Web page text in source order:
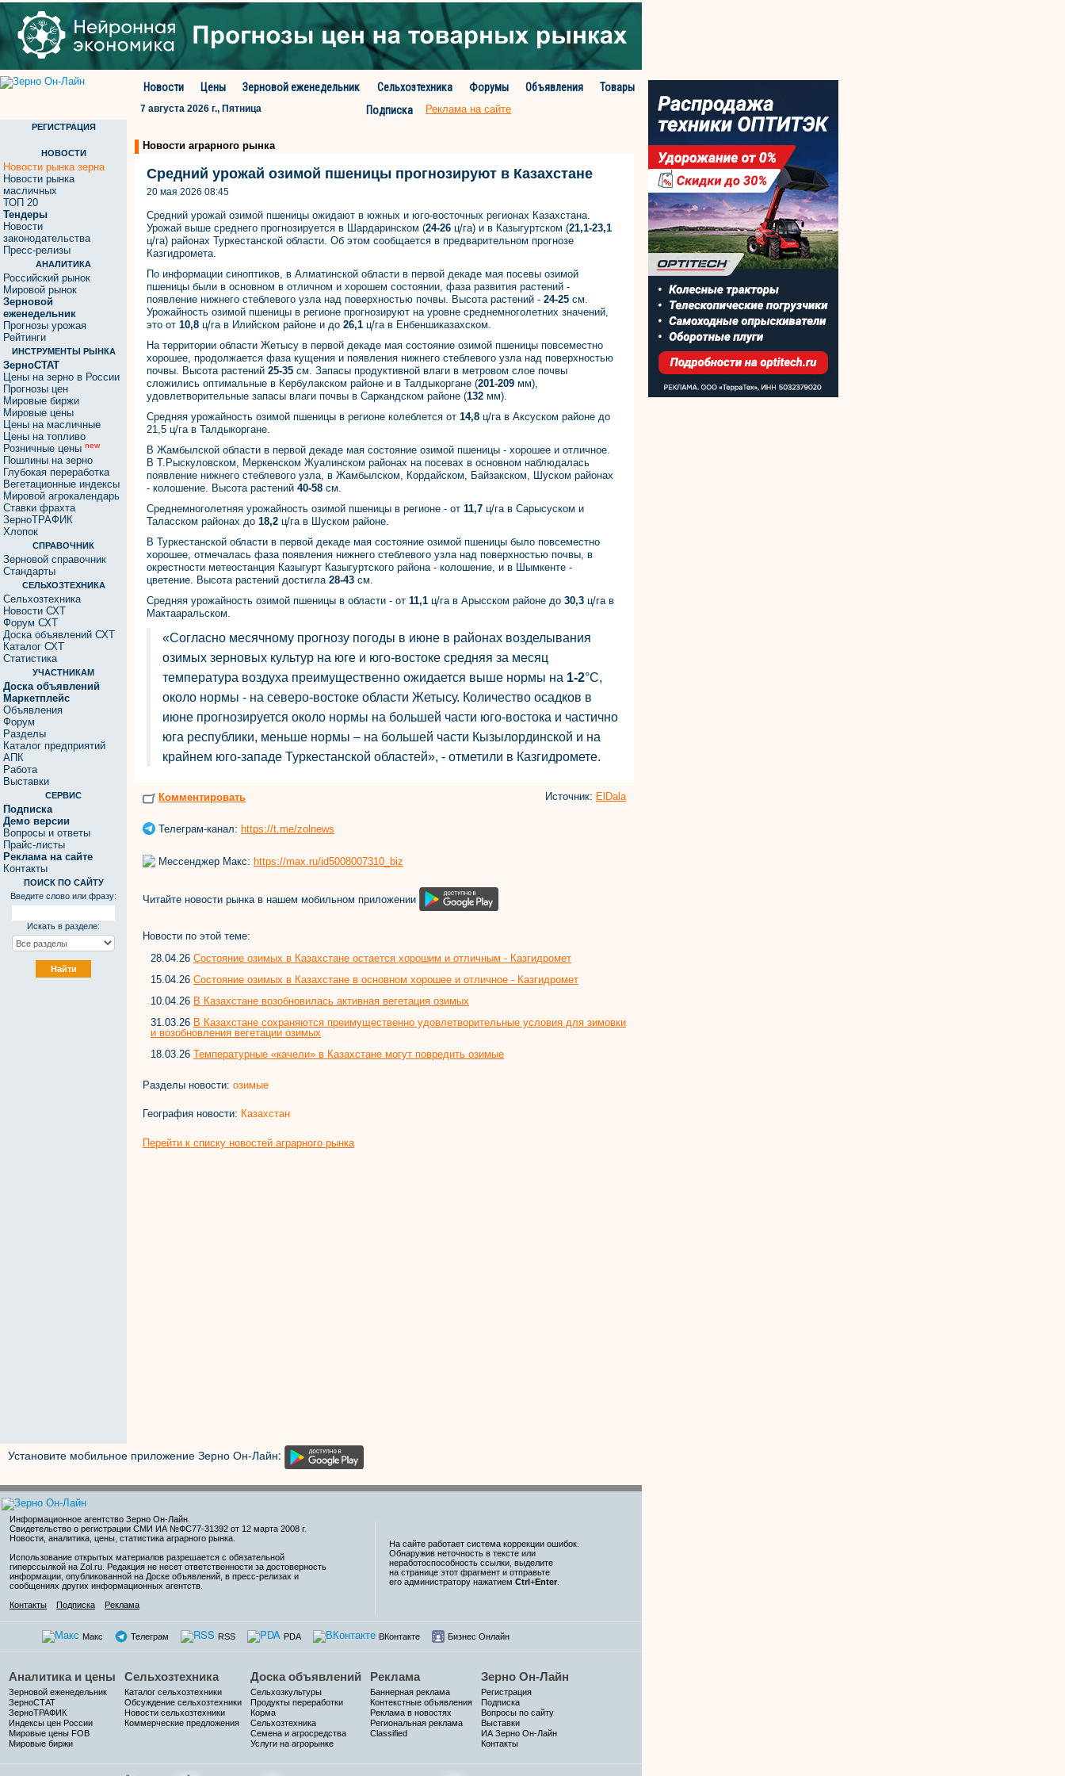
Новости Цены Зерновой еженедельник Сельхозтехника Форумы Объявления
Товары
Подписка
7 августа 2026 г., Пятница Реклама на сайте
РЕГИСТРАЦИЯ
НОВОСТИ
Новости рынка зерна
Новости рынка
масличных
ТОП 20
Тендеры
Новости
законодательства
Пресс-релизы
АНАЛИТИКА
Российский рынок
Мировой рынок
Зерновой
еженедельник
Прогнозы урожая
Рейтинги
ИНСТРУМЕНТЫ РЫНКА
ЗерноСТАТ
Цены на зерно в России
Прогнозы цен
Мировые биржи
Мировые цены
Цены на масличные
Цены на топливо
Розничные цены new
Пошлины на зерно
Глубокая переработка
Вегетационные индексы
Мировой агрокалендарь
Ставки фрахта
ЗерноТРАФИК
Хлопок
СПРАВОЧНИК
Зерновой справочник
Стандарты
СЕЛЬХОЗТЕХНИКА
Сельхозтехника
Новости СХТ
Форум СХТ
Доска объявлений СХТ
Каталог СХТ
Статистика
УЧАСТНИКАМ
Доска объявлений
Маркетплейс
Объявления
Форум
Разделы
Каталог предприятий
АПК
Работа
Выставки
СЕРВИС
Подписка
Демо версии
Вопросы и ответы
Прайс-листы
Реклама на сайте
Контакты
ПОИСК ПО САЙТУ
Введите слово или фразу:
Искать в разделе:
Новости аграрного рынка
Средний урожай озимой пшеницы прогнозируют в Казахстане
20 мая 2026 08:45
Средний урожай озимой пшеницы ожидают в южных и юго-восточных регионах Казахстана.
Урожай выше среднего прогнозируется в Шардаринском (24-26 ц/га) и в Казыгуртском (21,1-23,1
ц/га) районах Туркестанской области. Об этом сообщается в предварительном прогнозе
Казгидромета.
По информации синоптиков, в Алматинской области в первой декаде мая посевы озимой
пшеницы были в основном в отличном и хорошем состоянии, фаза развития растений -
появление нижнего стеблевого узла над поверхностью почвы. Высота растений - 24-25 см.
Урожайность озимой пшеницы в регионе прогнозируют на уровне среднемноголетних значений,
это от 10,8 ц/га в Илийском районе и до 26,1 ц/га в Енбеншиказахском.
На территории области Жетысу в первой декаде мая состояние озимой пшеницы повсеместно
хорошее, продолжается фаза кущения и появления нижнего стеблевого узла над поверхностью
почвы. Высота растений 25-35 см. Запасы продуктивной влаги в метровом слое почвы
сложились оптимальные в Кербулакском районе и в Талдыкоргане (201-209 мм),
удовлетворительные запасы влаги почвы в Саркандском районе (132 мм).
Средняя урожайность озимой пшеницы в регионе колеблется от 14,8 ц/га в Аксуском районе до
21,5 ц/га в Талдыкоргане.
В Жамбылской области в первой декаде мая состояние озимой пшеницы - хорошее и отличное.
В Т.Рыскуловском, Меркенском Жуалинском районах на посевах в основном наблюдалась
появление нижнего стеблевого узла, в Жамбылском, Кордайском, Байзакском, Шуском районах
- колошение. Высота растений 40-58 см.
Среднемноголетняя урожайность озимой пшеницы в регионе - от 11,7 ц/га в Сарысуском и
Таласском районах до 18,2 ц/га в Шуском районе.
В Туркестанской области в первой декаде мая состояние озимой пшеницы было повсеместно
хорошее, отмечалась фаза появления нижнего стеблевого узла над поверхностью почвы, в
окрестности метеостанция Казыгурт Казыгуртского района - колошение, и в Шымкенте -
цветение. Высота растений достигла 28-43 см.
Средняя урожайность озимой пшеницы в области - от 11,1 ц/га в Арысском районе до 30,3 ц/га в
Мактааральском.
«Согласно месячному прогнозу погоды в июне в районах возделывания
озимых зерновых культур на юге и юго-востоке средняя за месяц
температура воздуха преимущественно ожидается выше нормы на 1-2°С,
около нормы - на северо-востоке области Жетысу. Количество осадков в
июне прогнозируется около нормы на большей части юго-востока и частично
юга республики, меньше нормы – на большей части Кызылординской и на
крайнем юго-западе Туркестанской областей», - отметили в Казгидромете.
Комментировать Источник: ElDala
Телеграм-канал: https://t.me/zolnews
Мессенджер Макс: https://max.ru/id5008007310_biz
Читайте новости рынка в нашем мобильном приложении
Новости по этой теме:
28.04.26 Состояние озимых в Казахстане остается хорошим и отличным - Казгидромет
15.04.26 Состояние озимых в Казахстане в основном хорошее и отличное - Казгидромет
10.04.26 В Казахстане возобновилась активная вегетация озимых
31.03.26 В Казахстане сохраняются преимущественно удовлетворительные условия для зимовки
и возобновления вегетации озимых
18.03.26 Температурные «качели» в Казахстане могут повредить озимые
Разделы новости: озимые
География новости: Казахстан
Перейти к списку новостей аграрного рынка
Установите мобильное приложение Зерно Он-Лайн:
Информационное агентство Зерно Он-Лайн
Свидетельство о регистрации СМИ ИА №ФС77-31392 от 12 марта 2008 г.
Новости, аналитика, цены, статистика аграрного рынка.
Использование открытых материалов разрешается с обязательной
гиперссылкой на Zol.ru. Редакция не несет ответственности за достоверность
информации, опубликованной на Доске объявлений, в пресс-релизах и
сообщениях других информационных агентств.
Контакты
Подписка Реклама
На сайте работает система коррекции ошибок.
Обнаружив неточность в тексте или
неработоспособность ссылки, выделите
на странице этот фрагмент и отправьте
его администратору нажатием Ctrl+Enter
Макс Телеграм RSS PDA ВКонтакте Бизнес Онлайн
Аналитика и цены
Зерновой еженедельник
ЗерноСТАТ
ЗерноТРАФИК
Индексы цен России
Мировые цены FOB
Мировые биржи
Сельхозтехника
Каталог сельхозтехники
Обсуждение сельхозтехники
Новости сельхозтехники
Коммерческие предложения
Доска объявлений
Сельхозкультуры
Продукты переработки
Корма
Сельхозтехника
Семена и агросредства
Услуги на агрорынке
Реклама
Баннерная реклама
Контекстные объявления
Реклама в новостях
Региональная реклама
Classified
Зерно Он-Лайн
Регистрация
Подписка
Вопросы по сайту
Выставки
ИА Зерно Он-Лайн
Контакты